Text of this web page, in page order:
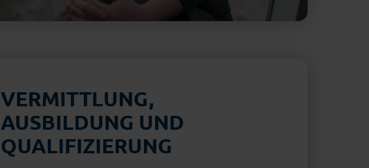
VERMITTLUNG,
AUSBILDUNG UND
QUALIFIZIERUNG